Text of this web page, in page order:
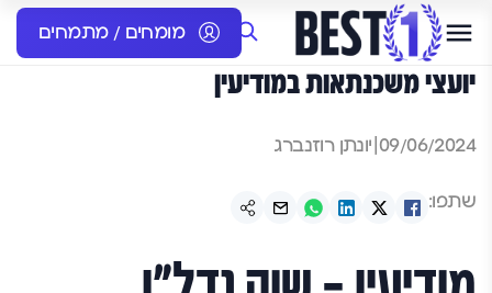
מומחים / מתמחים
יועצי משכנתאות במודיעין
09/06/2024 יונתן רוזנברג
שתפו: